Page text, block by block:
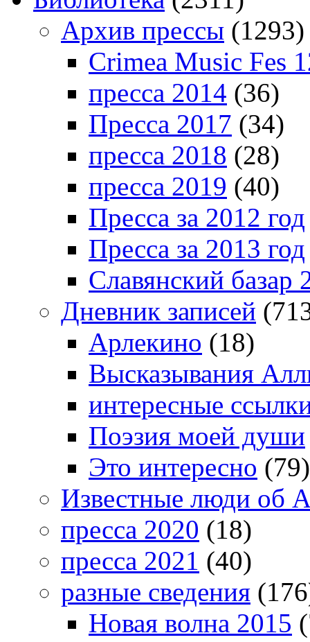
Архив прессы (1293)
Crimea Music Fes
пресса 2014 (36)
Пресса 2017 (34)
пресса 2018 (28)
пресса 2019 (40)
Пресса за 2012 год
Пресса за 2013 год
Славянский базар
Дневник записей
Арлекино (18)
Высказывания
интересные
Поэзия моей души
Это интересно (79)
Известные люди об
пресса 2020 (18)
пресса 2021 (40)
разные сведения
Новая волна 2015